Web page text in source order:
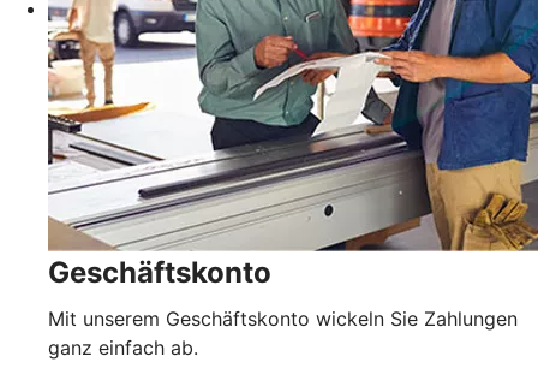
Geschäftskonto
Mit unserem Geschäftskonto wickeln Sie Zahlungen
ganz einfach ab.